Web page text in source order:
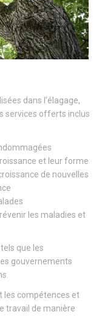
dans l’élagage,
services offerts inclus
et leur forme
de nouvelles
les maladies et
que les
gouvernements
les compétences et
travail de manière